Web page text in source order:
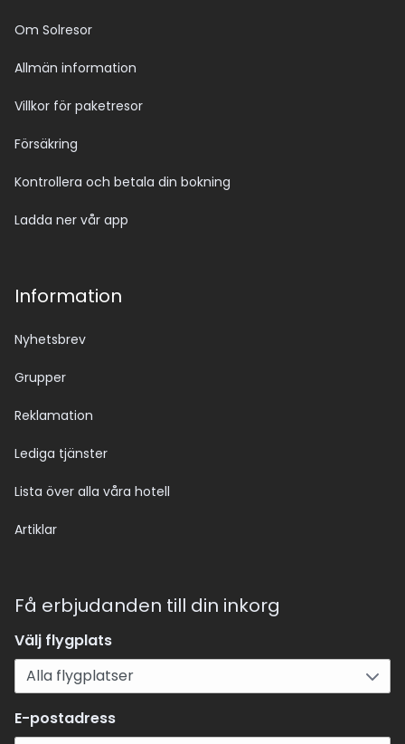
Om Solresor
Allmän information
Villkor för paketresor
Försäkring
Kontrollera och betala din bokning
Ladda ner vår app
Information
Nyhetsbrev
Grupper
Reklamation
Lediga tjänster
Lista över alla våra hotell
Artiklar
Få erbjudanden till din inkorg
Välj flygplats
E-postadress